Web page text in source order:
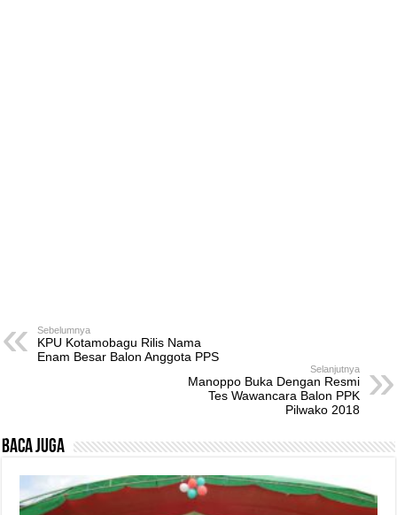
Sebelumnya
KPU Kotamobagu Rilis Nama
Enam Besar Balon Anggota PPS
Selanjutnya
Manoppo Buka Dengan Resmi
Tes Wawancara Balon PPK
Pilwako 2018
Baca Juga